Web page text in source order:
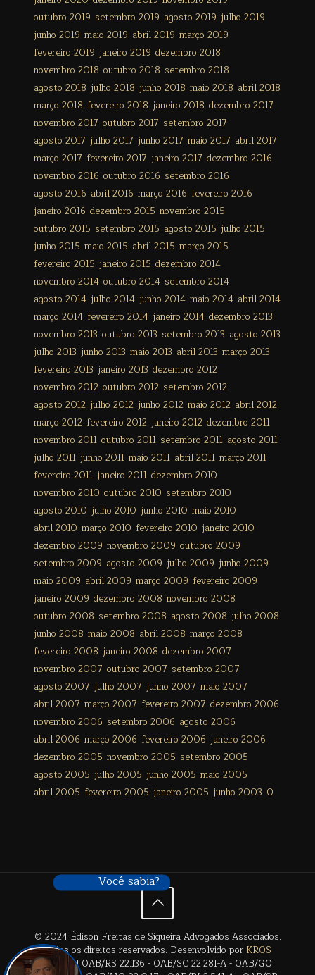
outubro 2019 setembro 2019 agosto 2019 julho 2019
junho 2019 maio 2019 abril 2019 março 2019
fevereiro 2019 janeiro 2019 dezembro 2018
novembro 2018 outubro 2018 setembro 2018
agosto 2018 julho 2018 junho 2018 maio 2018 abril 2018
março 2018 fevereiro 2018 janeiro 2018 dezembro 2017
novembro 2017 outubro 2017 setembro 2017
agosto 2017 julho 2017 junho 2017 maio 2017 abril 2017
março 2017 fevereiro 2017 janeiro 2017 dezembro 2016
novembro 2016 outubro 2016 setembro 2016
agosto 2016 abril 2016 março 2016 fevereiro 2016
janeiro 2016 dezembro 2015 novembro 2015
outubro 2015 setembro 2015 agosto 2015 julho 2015
junho 2015 maio 2015 abril 2015 março 2015
fevereiro 2015 janeiro 2015 dezembro 2014
novembro 2014 outubro 2014 setembro 2014
agosto 2014 julho 2014 junho 2014 maio 2014 abril 2014
março 2014 fevereiro 2014 janeiro 2014 dezembro 2013
novembro 2013 outubro 2013 setembro 2013 agosto 2013
julho 2013 junho 2013 maio 2013 abril 2013 março 2013
fevereiro 2013 janeiro 2013 dezembro 2012
novembro 2012 outubro 2012 setembro 2012
agosto 2012 julho 2012 junho 2012 maio 2012 abril 2012
março 2012 fevereiro 2012 janeiro 2012 dezembro 2011
novembro 2011 outubro 2011 setembro 2011 agosto 2011
julho 2011 junho 2011 maio 2011 abril 2011 março 2011
fevereiro 2011 janeiro 2011 dezembro 2010
novembro 2010 outubro 2010 setembro 2010
agosto 2010 julho 2010 junho 2010 maio 2010
abril 2010 março 2010 fevereiro 2010 janeiro 2010
dezembro 2009 novembro 2009 outubro 2009
setembro 2009 agosto 2009 julho 2009 junho 2009
maio 2009 abril 2009 março 2009 fevereiro 2009
janeiro 2009 dezembro 2008 novembro 2008
outubro 2008 setembro 2008 agosto 2008 julho 2008
junho 2008 maio 2008 abril 2008 março 2008
fevereiro 2008 janeiro 2008 dezembro 2007
novembro 2007 outubro 2007 setembro 2007
agosto 2007 julho 2007 junho 2007 maio 2007
abril 2007 março 2007 fevereiro 2007 dezembro 2006
novembro 2006 setembro 2006 agosto 2006
abril 2006 março 2006 fevereiro 2006 janeiro 2006
dezembro 2005 novembro 2005 setembro 2005
agosto 2005 julho 2005 junho 2005 maio 2005
abril 2005 fevereiro 2005 janeiro 2005 junho 2003 0
© 2024 Édison Freitas de Siqueira Advogados Associados.
Todos os direitos reservados. Desenvolvido por KROS
Digital. | OAB/RS 22.136 - OAB/SC 22.281-A - OAB/GO
Você sabia?